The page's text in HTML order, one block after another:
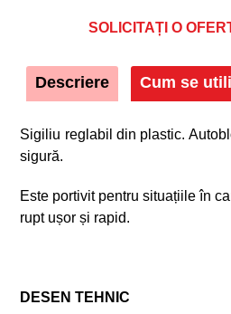
SOLICITAȚI O
Descriere Cum se
Sigiliu reglabil din plastic.
sigură.
Este portivit pentru situațiile în
rupt ușor și rapid.
DESEN TEHNIC